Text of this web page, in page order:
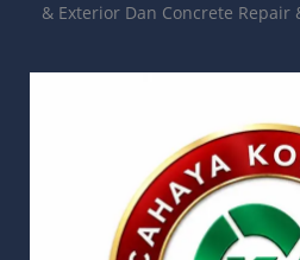
& Exterior Dan Concrete Repair